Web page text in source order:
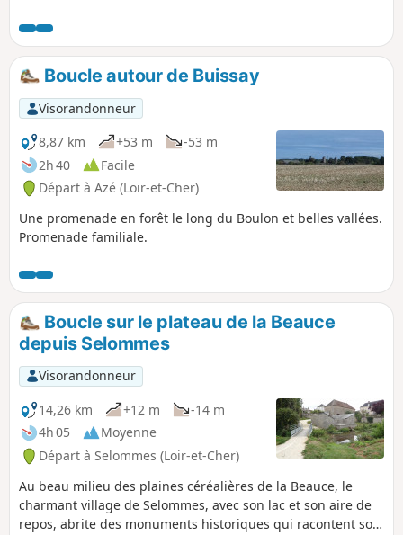
aucun "Souci " vous arriverez toujours à
l'église.
Boucle autour de Buissay
Visorandonneur
8,87 km
+53 m
-53 m
2h 40
Facile
Départ à Azé (Loir-et-Cher)
Une promenade en forêt le long du Boulon et belles vallées.
Promenade familiale.
Boucle sur le plateau de la Beauce
depuis Selommes
Visorandonneur
14,26 km
+12 m
-14 m
4h 05
Moyenne
Départ à Selommes (Loir-et-Cher)
Au beau milieu des plaines céréalières de la Beauce, le
charmant village de Selommes, avec son lac et son aire de
repos, abrite des monuments historiques qui racontent son